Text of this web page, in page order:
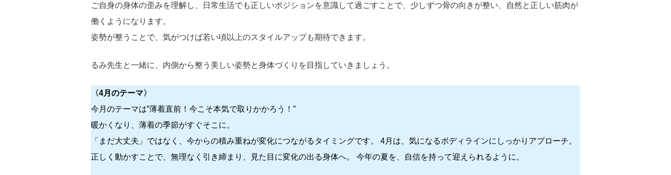
ご自身の身体の歪みを理解し、日常生活でも正しいポジションを意識して過ごすことで、少しずつ骨の向きが整い、自然と正しい筋肉が
働くようになります。
姿勢が整うことで、気がつけば若い頃以上のスタイルアップも期待できます。
るみ先生と一緒に、内側から整う美しい姿勢と身体づくりを目指していきましょう。
〈4月のテーマ〉
今月のテーマは”薄着直前！今こそ本気で取りかかろう！”
暖かくなり、薄着の季節がすぐそこに。
「まだ大丈夫」ではなく、今からの積み重ねが変化につながるタイミングです。 4月は、気になるボディラインにしっかりアプローチ。
正しく動かすことで、無理なく引き締まり、見た目に変化の出る身体へ。 今年の夏を、自信を持って迎えられるように。